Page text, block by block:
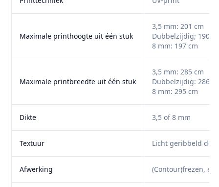
Maximale printhoogte uit één stuk
3,5 mm: 201 cm
Dubbelzijdig; 190
8 mm: 197 cm
Maximale printbreedte uit één stuk
3,5 mm: 285 cm
Dubbelzijdig: 286
8 mm: 295 cm
Dikte 3,5 of 8 mm
Textuur Licht geribbeld
Afwerking (Contour)frezen, en